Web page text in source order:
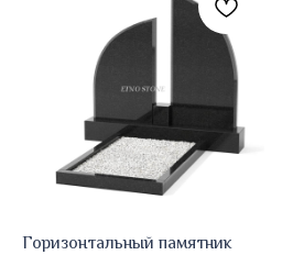
Горизонтальный памятник